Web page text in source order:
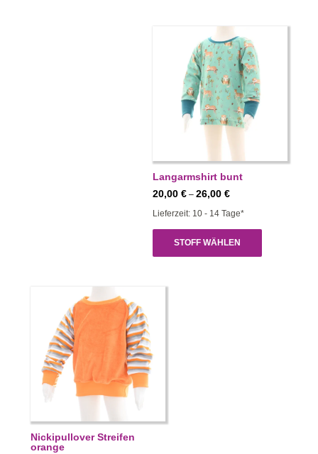
Langarmshirt bunt
20,00€ –26,00€Preisspanne:
bis
26,00 €
Lieferzeit: 10 - 14 Tage*
STOFF WÄHLEN
Nickipullover Streifen
orange